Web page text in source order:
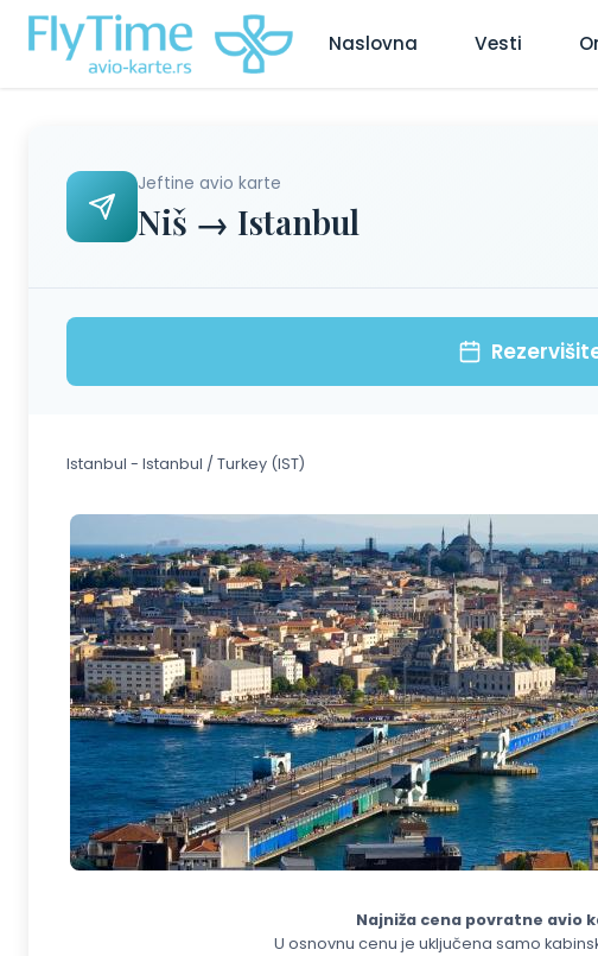
Naslovna Vesti
Jeftine avio karte
Niš → Istanbul
Istanbul - Istanbul / Turkey (IST)
Najniža cena povratne avio
U osnovnu cenu je uključena samo